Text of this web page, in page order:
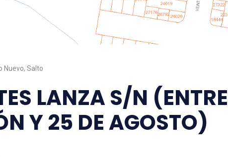
Nuevo, Salto
LANZA S/N (ENTRE
Y 25 DE AGOSTO)